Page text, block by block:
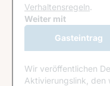
Verhaltensregeln.
Google Recaptcha
Weiter mit
Gasteintrag
Wir veröffentlichen
Aktivierungslink, den